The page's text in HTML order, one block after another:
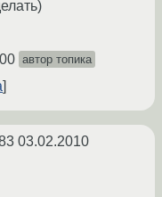
автор топика
03.02.2010